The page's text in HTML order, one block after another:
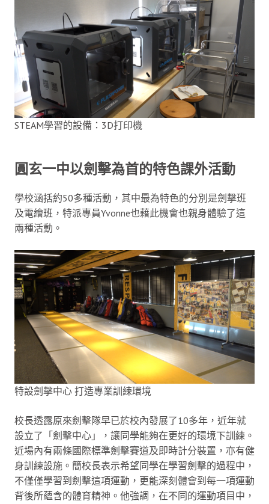
STEAM學習的設備：3D打印機
圓玄一中以劍擊為首的特色課外活動
學校涵括約50多種活動，其中最為特色的分別是劍擊班
及電繪班，特派專員Yvonne也藉此機會也親身體驗了這
兩種活動。
特設劍擊中心 打造專業訓練環境
校長透露原來劍擊隊早已於校內發展了10多年，近年就
設立了「劍擊中心」，讓同學能夠在更好的環境下訓練。
近場內有兩條國際標準劍擊賽道及即時計分裝置，亦有健
身訓練設施。簡校長表示希望同學在學習劍擊的過程中，
不僅僅學習到劍擊這項運動，更能深刻體會到每一項運動
背後所蘊含的體育精神。他強調，在不同的運動項目中，